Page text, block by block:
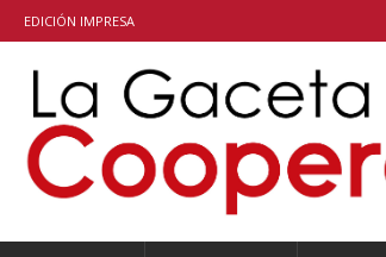
EDICIÓN IMPRESA